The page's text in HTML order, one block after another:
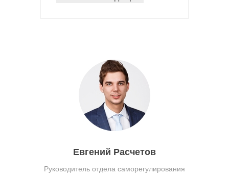
Евгений Расчетов
Руководитель отдела саморегулирования